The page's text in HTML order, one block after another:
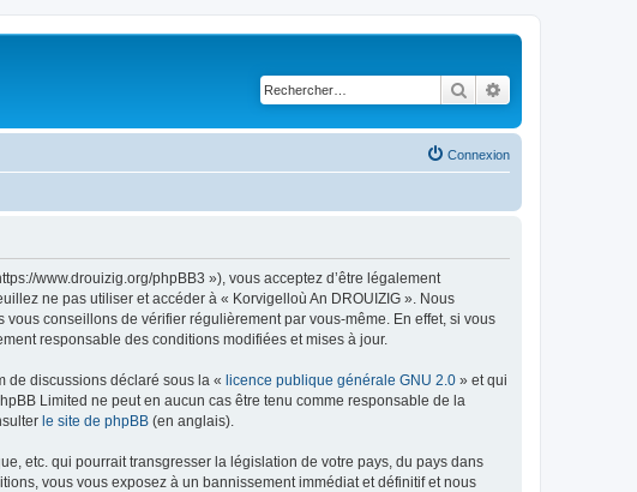
Rechercher
Connexion
www.drouizig.org/phpBB3 »), vous acceptez d’être légalement
ne pas utiliser et accéder à « Korvigelloù An DROUIZIG ». Nous
conseillons de vérifier régulièrement par vous-même. En effet, si vous
responsable des conditions modifiées et mises à jour.
de discussions déclaré sous la « licence publique générale GNU 2.0 » et qui
Limited ne peut en aucun cas être tenu comme responsable de la
le site de phpBB (en anglais).
etc. qui pourrait transgresser la législation de votre pays, du pays dans
vous vous exposez à un bannissement immédiat et définitif et nous